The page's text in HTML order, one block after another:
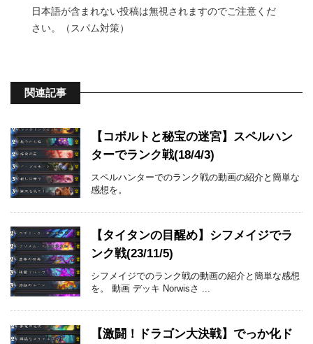
日本語が含まれない投稿は無視されますのでご注意くだ
さい。（スパム対策）
関連記事
【コボルトと秘宝の迷宮】スペルハン
ターでランク戦(18/4/3)
スペルハンターでのランク戦の動画の紹介と簡単な
感想を。
【タイタンの目醒め】シフメイジでラ
ンク戦(23/11/5)
シフメイジでのランク戦の動画の紹介と簡単な感想
を。 動画 デッキ Norwisさ ...
【激闘！ドラゴン大決戦】でっか化ド